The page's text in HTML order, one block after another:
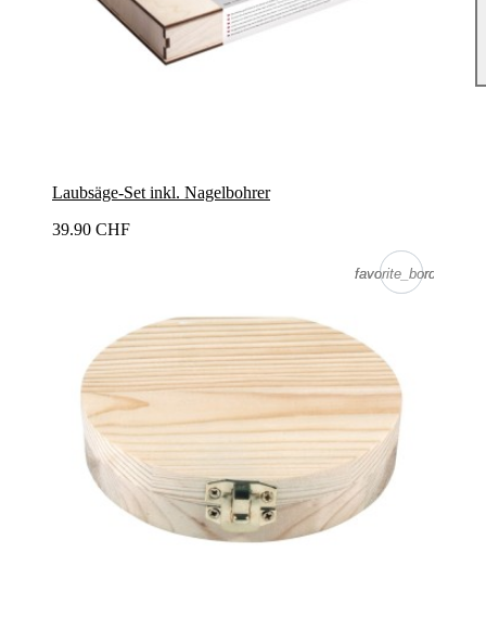
Laubsäge-Set inkl. Nagelbohrer
39.90 CHF
favorite_border
favorite_border